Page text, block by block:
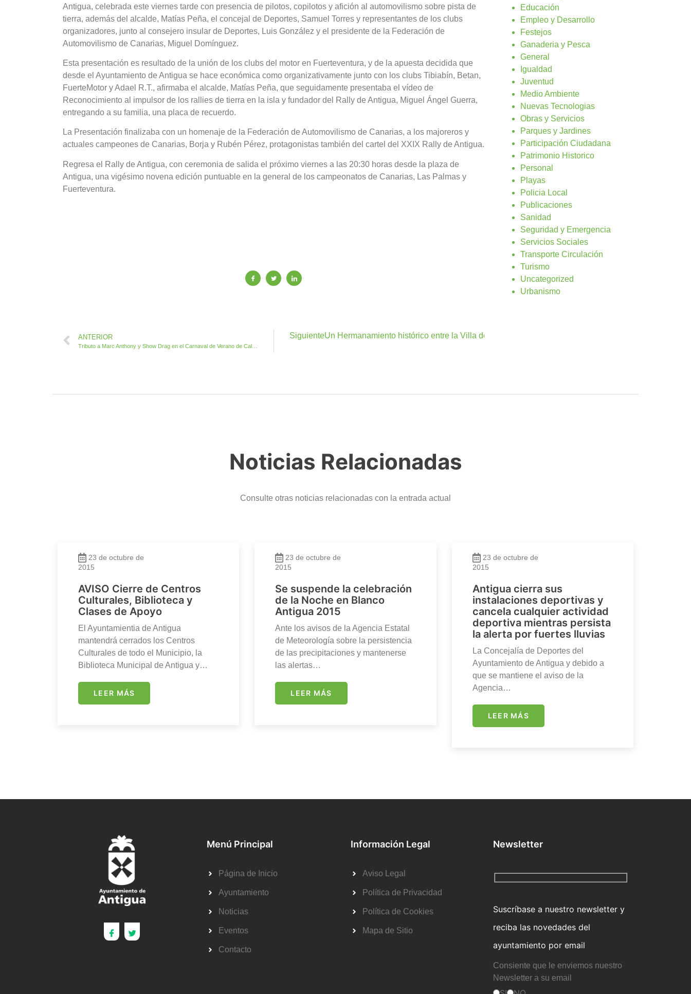
Antigua, celebrada este viernes tarde con presencia de pilotos, copilotos y afición al automovilismo sobre pista de
tierra, además del alcalde, Matías Peña, el concejal de Deportes, Samuel Torres y representantes de los clubs
organizadores, junto al consejero insular de Deportes, Luis González y el presidente de la Federación de
Automovilismo de Canarias, Miguel Domínguez.
Esta presentación es resultado de la unión de los clubs del motor en Fuerteventura, y de la apuesta decidida que
desde el Ayuntamiento de Antigua se hace económica como organizativamente junto con los clubs Tibiabín, Betan,
FuerteMotor y Adael R.T., afirmaba el alcalde, Matías Peña, que seguidamente presentaba el vídeo de
Reconocimiento al impulsor de los rallies de tierra en la isla y fundador del Rally de Antigua, Miguel Ángel Guerra,
entregando a su familia, una placa de recuerdo.
La Presentación finalizaba con un homenaje de la Federación de Automovilismo de Canarias, a los majoreros y
actuales campeones de Canarias, Borja y Rubén Pérez, protagonistas también del cartel del XXIX Rally de Antigua.
Regresa el Rally de Antigua, con ceremonia de salida el próximo viernes a las 20:30 horas desde la plaza de
Antigua, una vigésimo novena edición puntuable en la general de los campeonatos de Canarias, Las Palmas y
Fuerteventura.
ANTERIOR SiguienteUn Hermanamiento histórico entre la Villa de Arafo y La Antigua
Educación
Empleo y Desarrollo
Festejos
Ganaderia y Pesca
General
Igualdad
Juventud
Medio Ambiente
Nuevas Tecnologias
Obras y Servicios
Parques y Jardines
Participación Ciudadana
Patrimonio Historico
Personal
Playas
Policia Local
Publicaciones
Sanidad
Seguridad y Emergencia
Servicios Sociales
Transporte Circulación
Turismo
Uncategorized
Urbanismo
Noticias Relacionadas
Consulte otras noticias relacionadas con la entrada actual
23 de octubre de
2015
AVISO Cierre de Centros
Culturales, Biblioteca y
Clases de Apoyo
El Ayuntamientia de Antigua
mantendrá cerrados los Centros
Culturales de todo el Municipio, la
Biblioteca Municipal de Antigua y…
LEER MÁS
23 de octubre de
2015
Se suspende la celebración
de la Noche en Blanco
Antigua 2015
Ante los avisos de la Agencia Estatal
de Meteorología sobre la persistencia
de las precipitaciones y mantenerse
las alertas…
LEER MÁS
23 de octubre de
2015
Antigua cierra sus
instalaciones deportivas y
cancela cualquier actividad
deportiva mientras persista
la alerta por fuertes lluvias
La Concejalía de Deportes del
Ayuntamiento de Antigua y debido a
que se mantiene el aviso de la
Agencia…
LEER MÁS
Menú Principal
Página de Inicio
Ayuntamiento
Noticias
Eventos
Contacto
Información Legal
Aviso Legal
Política de Privacidad
Política de Cookies
Mapa de Sitio
Newsletter
Suscríbase a nuestro newsletter y
reciba las novedades del
ayuntamiento por email
Consiente que le enviemos nuestro
Newsletter a su email